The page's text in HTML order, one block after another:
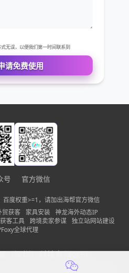
VIP权限体验
方式无误，以便我们第一时间联系到
号 官方微信
度权重>=1，请加出海帮官方微信
贸获客 家具安装
神龙海外动态IP
客工具 跨境卖家参谋 独立站网站建设
全球代理
（深圳）科技有限公司
号-13 隐私政策